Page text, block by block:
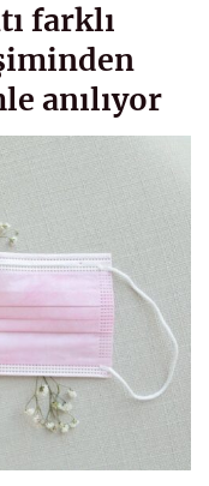
farklı
anılıyor